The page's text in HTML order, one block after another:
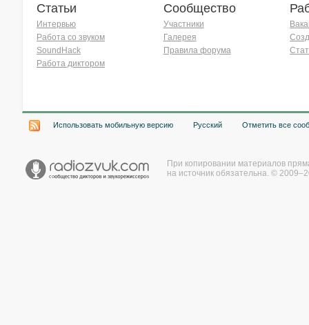
Статьи
Интервью
Работа со звуком
SoundHack
Работа диктором
Сообщество
Участники
Галерея
Правила форума
Использовать мобильную версию Русский Отметить все
При копировании материалов
на источник обязательна. ©